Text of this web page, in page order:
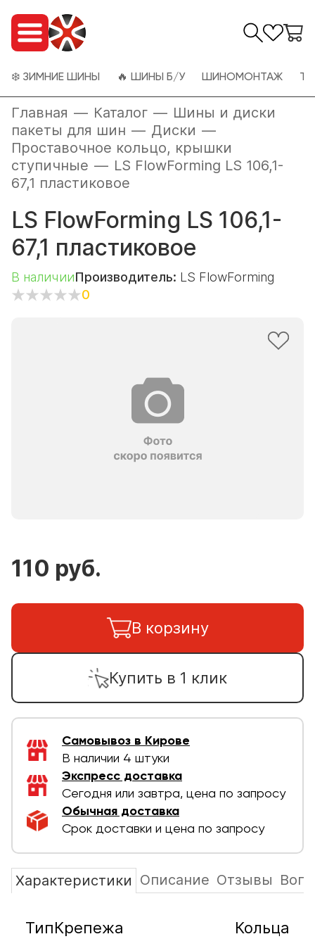
❄️ ЗИМНИЕ ШИНЫ 🔥 ШИНЫ Б/У ШИНОМОНТАЖ
Главная — Каталог — Шины и диски
пакеты для шин — Диски —
Проставочное кольцо, крышки
ступичные — LS FlowForming LS 106,1-
67,1 пластиковое
LS FlowForming LS 106,1-
67,1 пластиковое
В наличииПроизводитель: LS FlowForming
0
110 руб.
В корзину
Купить в 1 клик
Самовывоз в Кирове
В наличии 4 штуки
Экспресс доставка
Сегодня или завтра, цена по запросу
Обычная доставка
Срок доставки и цена по запросу
Характеристики Описание Отзывы
ТипКрепежа Кольца